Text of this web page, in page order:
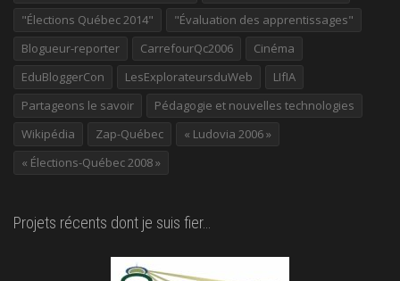
"Élections Québec 2014"
"Évaluation des apprentissages"
Blogueur-reporter
CarrefourQc2006
Cinéma
EduBloggerCon
LesExplorateursduWeb
LIfIA
Partageons le savoir
Pédagogie et nouvelles technologies
Wikipédia
Zap-Québec
« Ludovia 2006 »
« Élections-Québec 2008 »
Projets récents dont je suis fier…